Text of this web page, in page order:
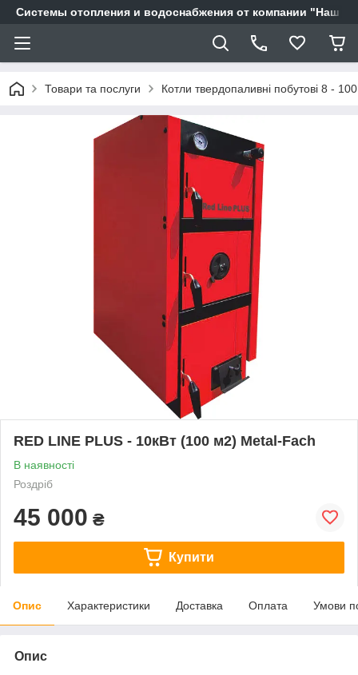
Системы отопления и водоснабжения от компании "Наш
Товари та послуги Котли твердопаливні побутові 8 - 100
RED LINE PLUS - 10кВт (100 м2) Metal-Fach
В наявності
Роздріб
45 000 ₴
Купити
Опис Характеристики Доставка Оплата Умови
Опис